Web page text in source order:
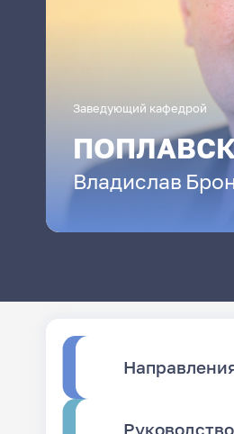
Заведующий кафедрой
Владислав